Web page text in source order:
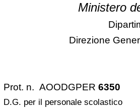
Ministero
Direzione
Prot. n. AOODGPER 6350
D.G. per il personale scolastico